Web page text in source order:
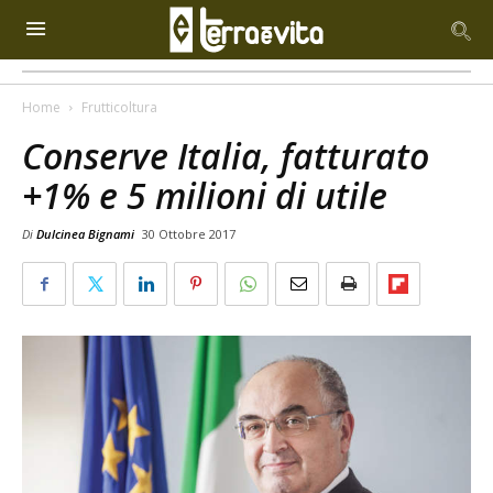
Home Frutticoltura
Conserve Italia, fatturato
+1% e 5 milioni di utile
Di Dulcinea Bignami 30 Ottobre 2017